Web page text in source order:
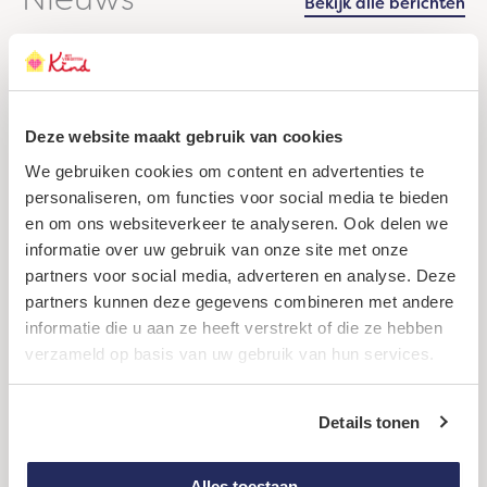
Deze website maakt gebruik van cookies
We gebruiken cookies om content en advertenties te
personaliseren, om functies voor social media te bieden
en om ons websiteverkeer te analyseren. Ook delen we
informatie over uw gebruik van onze site met onze
partners voor social media, adverteren en analyse. Deze
partners kunnen deze gegevens combineren met andere
informatie die u aan ze heeft verstrekt of die ze hebben
verzameld op basis van uw gebruik van hun services.
Details tonen
Samen bereikten we meer in 2025
: